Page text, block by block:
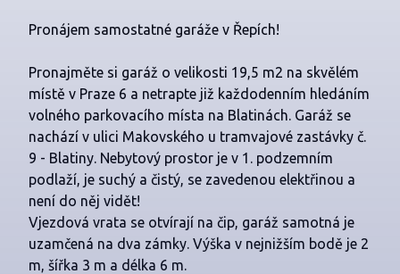
Pronájem samostatné garáže v Řepích!
Pronajměte si garáž o velikosti 19,5 m2 na skvělém
místě v Praze 6 a netrapte již každodenním hledáním
volného parkovacího místa na Blatinách. Garáž se
nachází v ulici Makovského u tramvajové zastávky č.
9 - Blatiny. Nebytový prostor je v 1. podzemním
podlaží, je suchý a čistý, se zavedenou elektřinou a
není do něj vidět!
Vjezdová vrata se otvírají na čip, garáž samotná je
uzamčená na dva zámky. Výška v nejnižším bodě je 2
m, šířka 3 m a délka 6 m.